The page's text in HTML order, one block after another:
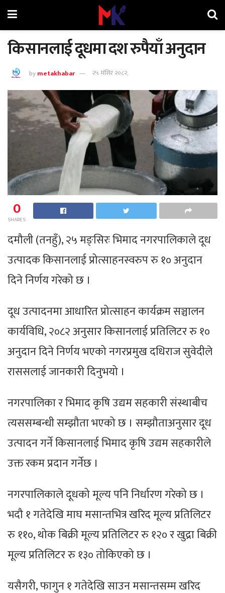
किसानलाई दूधमा दश रुपैयाँ अनुदान
bymetakhabar २५ मंसिर २०८२,
0
SHARES
दमौली (तनहुँ), २५ मङ्सिरः भिमाद नगरपालिकाले दूध
उत्पादक किसानलाई प्रोत्साहनस्वरुप रु १० अनुदान
दिने निर्णय गरेको छ ।
दूध उत्पादनमा आधारित प्रोत्साहन कार्यक्रम सञ्चालन
कार्यविधि, २०८२ अनुसार किसानलाई प्रतिलिटर रु १०
अनुदान दिने निर्णय भएको नगरप्रमुख दधिराज सुवेदीले
राससलाई जानकारी दिनुभयो ।
नगरपालिका र भिमाद कृषि उद्यम सहकारी संस्थाबीच
त्यससम्बन्धी सम्झौता भएको छ । सम्झौताअनुसार दूध
उत्पादन गर्ने किसानलाई भिमाद कृषि उद्यम सहकारीले
उक्त रकम प्रदान गर्नेछ ।
नगरपालिकाले दूधको मूल्य पनि निर्धारण गरेको छ ।
भदौ १ गतेदेखि माघ मसान्तभित्र खरिद मूल्य प्रतिलिटर
रु ११०, थोक बिक्री मूल्य प्रतिलिटर रु १२० र खुद्रा बिक्री
मूल्य प्रतिलिटर रु १३० तोकिएको छ ।
यसैगरी, फागुन १ गतेदेखि साउन मसान्तसम्म खरिद